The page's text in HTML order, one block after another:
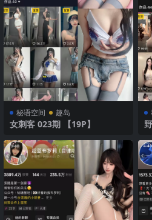
秘语空间 趣岛
女刺客 023期 【19P】